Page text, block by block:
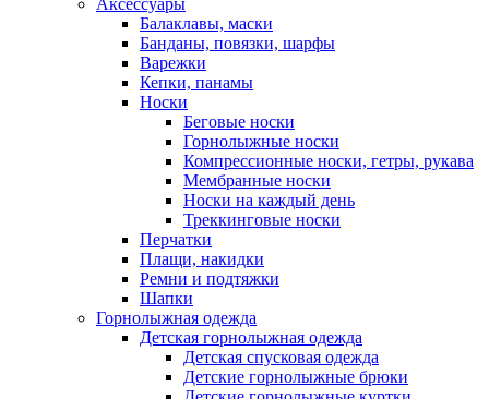
Аксессуары
Балаклавы, маски
Банданы, повязки, шарфы
Варежки
Кепки, панамы
Носки
Беговые носки
Горнолыжные носки
Компрессионные носки, гетры, рукава
Мембранные носки
Носки на каждый день
Треккинговые носки
Перчатки
Плащи, накидки
Ремни и подтяжки
Шапки
Горнолыжная одежда
Детская горнолыжная одежда
Детская спусковая одежда
Детские горнолыжные брюки